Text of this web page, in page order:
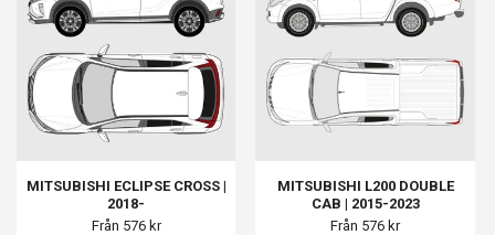
MITSUBISHI ECLIPSE CROSS |
2018-
Från 576 kr
MITSUBISHI L200 DOUBLE
CAB | 2015-2023
Från 576 kr